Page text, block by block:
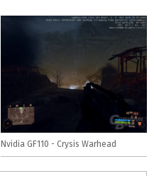
Nvidia GF110 - Crysis Warhead